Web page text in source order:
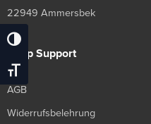
Umschalten Auf Hohe Kontraste
Schrift Vergrößern
22949 Ammersbek
Shop Support
AGB
Widerrufsbelehrung